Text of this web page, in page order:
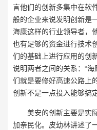
言他们的创新多集中在软
般的企业来说发明创新是
海康这样的行业领导者，
也有足够的资金进行技术
们的基础上进行应用的创
说明两者之间的关系：“
们就是要修好高速公路上
创新不是一点投入能够搞
美安的创新主要是实
加亲民化。皮幼林讲述了